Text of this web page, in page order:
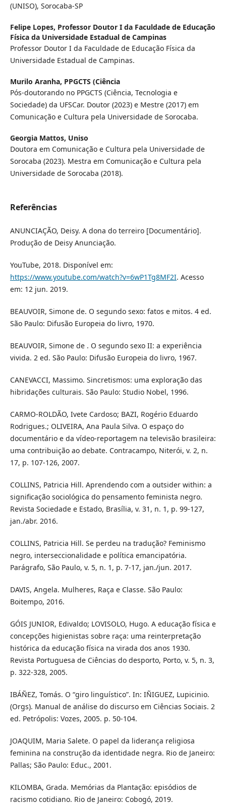
(UNISO), Sorocaba-SP
Felipe Lopes, Professor Doutor I da Faculdade de Educação
Física da Universidade Estadual de Campinas
Professor Doutor I da Faculdade de Educação Física da
Universidade Estadual de Campinas.
Murilo Aranha, PPGCTS (Ciência
Pós-doutorando no PPGCTS (Ciência, Tecnologia e
Sociedade) da UFSCar. Doutor (2023) e Mestre (2017) em
Comunicação e Cultura pela Universidade de Sorocaba.
Georgia Mattos, Uniso
Doutora em Comunicação e Cultura pela Universidade de
Sorocaba (2023). Mestra em Comunicação e Cultura pela
Universidade de Sorocaba (2018).
Referências
ANUNCIAÇÃO, Deisy. A dona do terreiro [Documentário].
Produção de Deisy Anunciação.
YouTube, 2018. Disponível em:
https://www.youtube.com/watch?v=6wP1Tg8MF2I. Acesso
em: 12 jun. 2019.
BEAUVOIR, Simone de. O segundo sexo: fatos e mitos. 4 ed.
São Paulo: Difusão Europeia do livro, 1970.
BEAUVOIR, Simone de . O segundo sexo II: a experiência
vivida. 2 ed. São Paulo: Difusão Europeia do livro, 1967.
CANEVACCI, Massimo. Sincretismos: uma exploração das
hibridações culturais. São Paulo: Studio Nobel, 1996.
CARMO-ROLDÃO, Ivete Cardoso; BAZI, Rogério Eduardo
Rodrigues.; OLIVEIRA, Ana Paula Silva. O espaço do
documentário e da vídeo-reportagem na televisão brasileira:
uma contribuição ao debate. Contracampo, Niterói, v. 2, n.
17, p. 107-126, 2007.
COLLINS, Patricia Hill. Aprendendo com a outsider within: a
significação sociológica do pensamento feminista negro.
Revista Sociedade e Estado, Brasília, v. 31, n. 1, p. 99-127,
jan./abr. 2016.
COLLINS, Patricia Hill. Se perdeu na tradução? Feminismo
negro, interseccionalidade e política emancipatória.
Parágrafo, São Paulo, v. 5, n. 1, p. 7-17, jan./jun. 2017.
DAVIS, Angela. Mulheres, Raça e Classe. São Paulo:
Boitempo, 2016.
GÓIS JUNIOR, Edivaldo; LOVISOLO, Hugo. A educação física e
concepções higienistas sobre raça: uma reinterpretação
histórica da educação física na virada dos anos 1930.
Revista Portuguesa de Ciências do desporto, Porto, v. 5, n. 3,
p. 322-328, 2005.
IBÁÑEZ, Tomás. O “giro linguístico”. In: IÑIGUEZ, Lupicinio.
(Orgs). Manual de análise do discurso em Ciências Sociais. 2
ed. Petrópolis: Vozes, 2005. p. 50-104.
JOAQUIM, Maria Salete. O papel da liderança religiosa
feminina na construção da identidade negra. Rio de Janeiro:
Pallas; São Paulo: Educ., 2001.
KILOMBA, Grada. Memórias da Plantação: episódios de
racismo cotidiano. Rio de Janeiro: Cobogó, 2019.